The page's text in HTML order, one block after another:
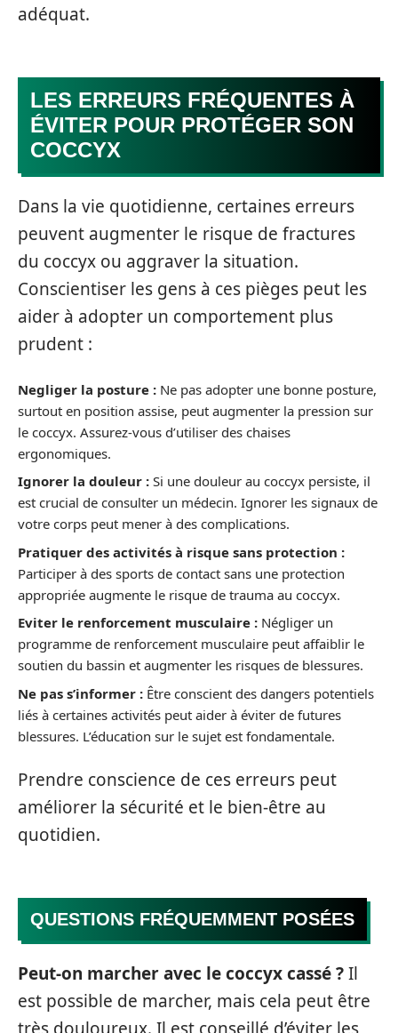
adéquat.
LES ERREURS FRÉQUENTES À
ÉVITER POUR PROTÉGER SON
COCCYX
Dans la vie quotidienne, certaines erreurs
peuvent augmenter le risque de fractures
du coccyx ou aggraver la situation.
Conscientiser les gens à ces pièges peut les
aider à adopter un comportement plus
prudent :
Negliger la posture : Ne pas adopter une bonne posture,
surtout en position assise, peut augmenter la pression sur
le coccyx. Assurez-vous d’utiliser des chaises
ergonomiques.
Ignorer la douleur : Si une douleur au coccyx persiste, il
est crucial de consulter un médecin. Ignorer les signaux de
votre corps peut mener à des complications.
Pratiquer des activités à risque sans protection :
Participer à des sports de contact sans une protection
appropriée augmente le risque de trauma au coccyx.
Eviter le renforcement musculaire : Négliger un
programme de renforcement musculaire peut affaiblir le
soutien du bassin et augmenter les risques de blessures.
Ne pas s’informer : Être conscient des dangers potentiels
liés à certaines activités peut aider à éviter de futures
blessures. L’éducation sur le sujet est fondamentale.
Prendre conscience de ces erreurs peut
améliorer la sécurité et le bien-être au
quotidien.
QUESTIONS FRÉQUEMMENT POSÉES
Peut-on marcher avec le coccyx cassé ?Il
est possible de marcher, mais cela peut être